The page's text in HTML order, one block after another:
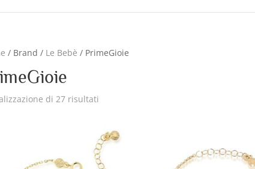
/ Brand / Le Bebè / PrimeGioie
di 27 risultati